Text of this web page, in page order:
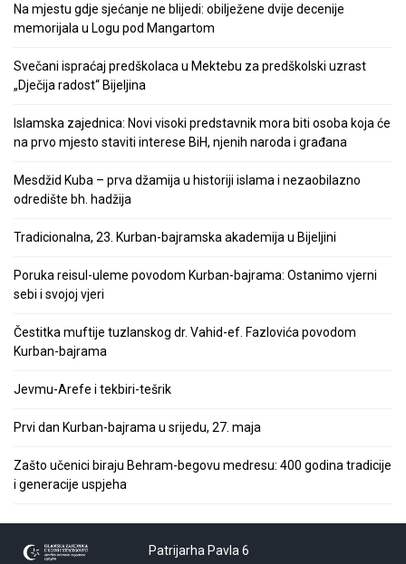
Na mjestu gdje sjećanje ne blijedi: obilježene dvije decenije
memorijala u Logu pod Mangartom
Svečani ispraćaj predškolaca u Mektebu za predškolski uzrast
„Dječija radost“ Bijeljina
Islamska zajednica: Novi visoki predstavnik mora biti osoba koja će
na prvo mjesto staviti interese BiH, njenih naroda i građana
Mesdžid Kuba – prva džamija u historiji islama i nezaobilazno
odredište bh. hadžija
Tradicionalna, 23. Kurban-bajramska akademija u Bijeljini
Poruka reisul-uleme povodom Kurban-bajrama: Ostanimo vjerni
sebi i svojoj vjeri
Čestitka muftije tuzlanskog dr. Vahid-ef. Fazlovića povodom
Kurban-bajrama
Jevmu-Arefe i tekbiri-tešrik
Prvi dan Kurban-bajrama u srijedu, 27. maja
Zašto učenici biraju Behram-begovu medresu: 400 godina tradicije
i generacije uspjeha
Patrijarha Pavla 6